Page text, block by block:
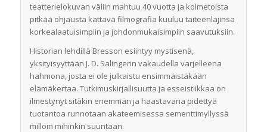
teatterielokuvan väliin mahtuu 40 vuotta ja kolmetoista
pitkää ohjausta kattava filmografia kuuluu taiteenlajinsa
korkealaatuisimpiin ja johdonmukaisimpiin saavutuksiin.
Historian lehdillä Bresson esiintyy mystisenä,
yksityisyyttään J. D. Salingerin vakaudella varjelleena
hahmona, josta ei ole julkaistu ensimmäistäkään
elämäkertaa. Tutkimuskirjallisuutta ja esseistiikkaa on
ilmestynyt sitäkin enemmän ja haastavana pidettyä
tuotantoa runnotaan akateemisessa sementtimyllyssä
milloin mihinkin suuntaan.